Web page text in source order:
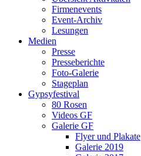
Firmenevents
Event-Archiv
Lesungen
Medien
Presse
Presseberichte
Foto-Galerie
Stageplan
Gypsyfestival
80 Rosen
Videos GF
Galerie GF
Flyer und Plakate
Galerie 2019